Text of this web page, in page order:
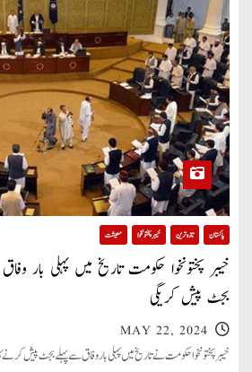
پاکستان تازہ ترین خیبر پختونخوا معیشت
بجٹ پیش کریگی
MAY 22, 2024
خیبر پختونخوا حکومت نے تاریخ میں پہلی بار وفاق سے پہلے بجٹ پیش کرنے کا